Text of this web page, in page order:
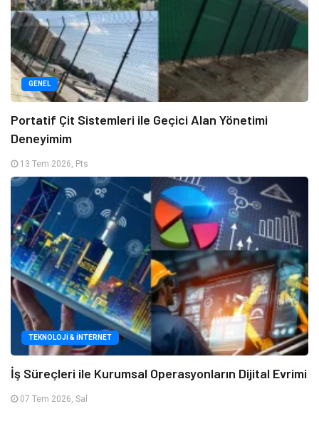
GENEL
Portatif Çit Sistemleri ile Geçici Alan Yönetimi
Deneyimim
13 Tem 2026, Pts
TEKNOLOJI & İNTERNET
İş Süreçleri ile Kurumsal Operasyonların Dijital Evrimi
07 Tem 2026, Sal